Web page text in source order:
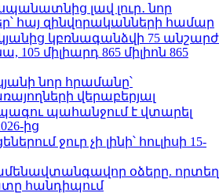
լավ լուր․ նոր
հայ զինվորականների համար
կբռնագանձվի 75 անշարժ
105 միլիարդ 865 միլիոն 865
նոր հրամանը՝
վերաբերյալ
պահանջում է վտարել
ից
ջուր չի լինի՝ հուլիսի 15-
օձերը. որտեղ
հանդիպում